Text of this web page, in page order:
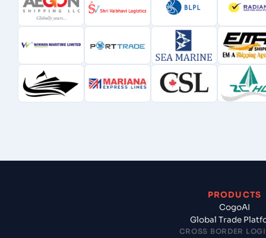
PRODUCTS
CogoAI
Global Trade
CROSS BORDER